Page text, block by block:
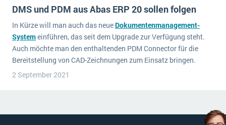
DMS und PDM aus Abas ERP 20 sollen folgen
In Kürze will man auch das neue Dokumentenmanagement-
Systemeinführen, das seit dem Upgrade zur Verfügung steht.
Auch möchte man den enthaltenden PDM Connector für die
Bereitstellung von CAD-Zeichnungen zum Einsatz bringen.
2 September 2021